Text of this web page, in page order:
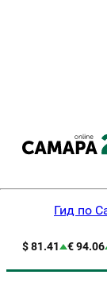
Гид по
$ 81.41 € 94.06